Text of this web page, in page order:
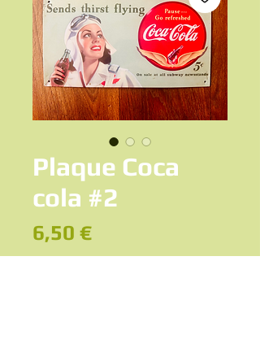
Plaque Coca
cola #2
6,50 €Prix